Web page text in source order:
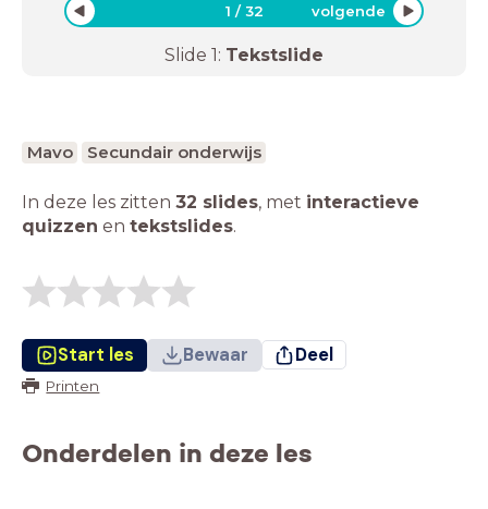
1 /32 volgende
Slide 1: Tekstslide
Mavo Secundair onderwijs
In deze les zitten 32 slides, met interactieve
quizzen en tekstslides.
Start les Bewaar Deel
Printen
Onderdelen in deze les